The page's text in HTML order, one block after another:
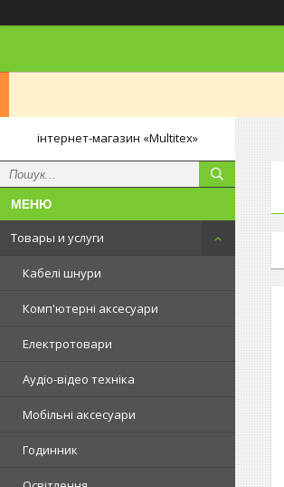
інтернет-магазин «Multitex»
Товары и услуги
Кабелі шнури
Комп'ютерні аксесуари
Електротовари
Аудіо-відео техніка
Мобільні аксесуари
Годинник